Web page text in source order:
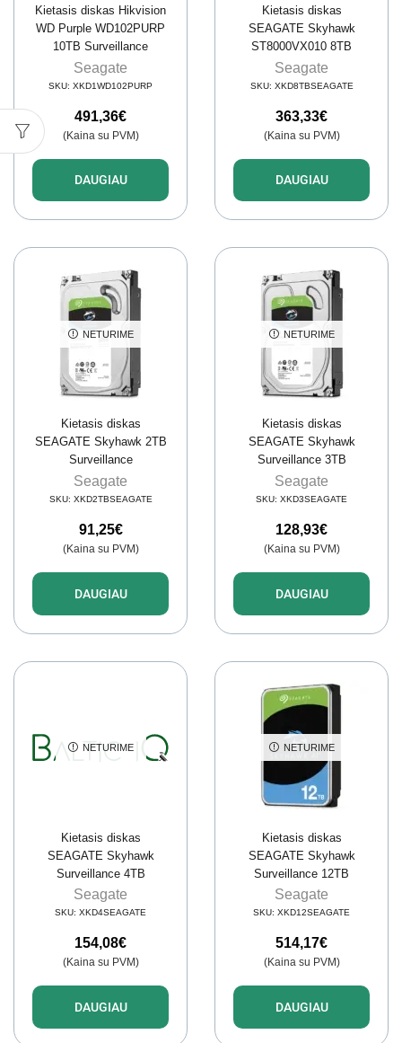
Kietasis diskas Hikvision
WD Purple WD102PURP
10TB Surveillance
Seagate
SKU: XKD1WD102PURP
491,36€
(Kaina su PVM)
DAUGIAU
Kietasis diskas
SEAGATE Skyhawk
ST8000VX010 8TB
Surveillance
Seagate
SKU: XKD8TBSEAGATE
363,33€
(Kaina su PVM)
DAUGIAU
NETURIME
Kietasis diskas
SEAGATE Skyhawk 2TB
Surveillance
Seagate
SKU: XKD2TBSEAGATE
91,25€
(Kaina su PVM)
DAUGIAU
NETURIME
Kietasis diskas
SEAGATE Skyhawk
Surveillance 3TB
Seagate
SKU: XKD3SEAGATE
128,93€
(Kaina su PVM)
DAUGIAU
NETURIME
Kietasis diskas
SEAGATE Skyhawk
Surveillance 4TB
Seagate
SKU: XKD4SEAGATE
154,08€
(Kaina su PVM)
DAUGIAU
NETURIME
Kietasis diskas
SEAGATE Skyhawk
Surveillance 12TB
Seagate
SKU: XKD12SEAGATE
514,17€
(Kaina su PVM)
DAUGIAU